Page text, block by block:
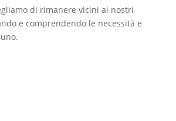
di rimanere vicini ai nostri
e comprendendo le necessità e